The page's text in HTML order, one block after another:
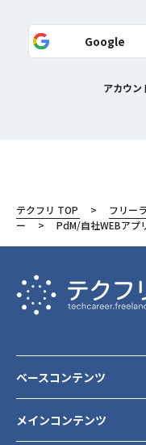
Google
アカウン
テクフリ TOP フリー
ー
PdM/自社WEBアプ
メインコンテンツ
ベースコンテンツ